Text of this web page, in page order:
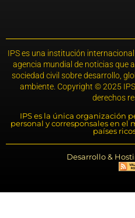
IPS es una institución
agencia mundial de noticias que
sociedad civil sobre desarrollo,
ambiente. Copyright © 2025
derechos
IPS es la única organización
personal y corresponsales en el
países
Desarrollo &